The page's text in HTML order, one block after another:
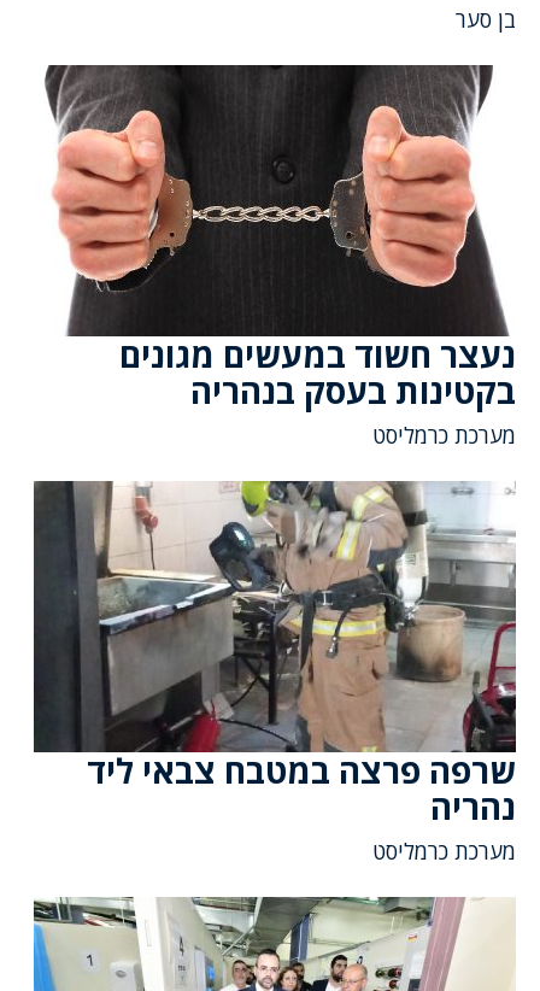
בן סער
נעצר חשוד במעשים מגונים
בקטינות בעסק בנהריה
מערכת כרמליסט
שרפה פרצה במטבח צבאי ליד
נהריה
מערכת כרמליסט